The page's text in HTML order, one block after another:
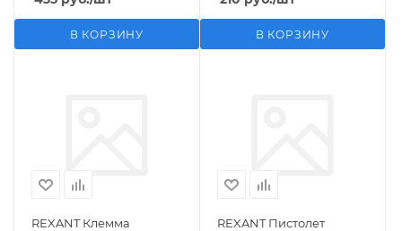
В КОРЗИНУ В КОРЗИНУ
REXANT Клемма
REXANT Пистолет